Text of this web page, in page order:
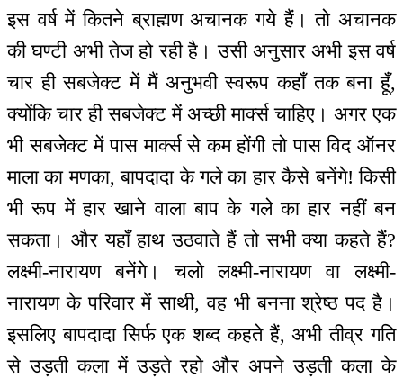
इस वर्ष में कितने ब्राह्मण अचानक गये हैं। तो अचानक
की घण्टी अभी तेज हो रही है। उसी अनुसार अभी इस वर्ष
चार ही सबजेक्ट में मैं अनुभवी स्वरूप कहाँ तक बना हूँ,
क्योंकि चार ही सबजेक्ट में अच्छी मार्क्स चाहिए। अगर एक
भी सबजेक्ट में पास मार्क्स से कम होंगी तो पास विद ऑनर
माला का मणका, बापदादा के गले का हार कैसे बनेंगे! किसी
भी रूप में हार खाने वाला बाप के गले का हार नहीं बन
सकता। और यहाँ हाथ उठवाते हैं तो सभी क्या कहते हैं?
लक्ष्मी-नारायण बनेंगे। चलो लक्ष्मी-नारायण वा लक्ष्मी-
नारायण के परिवार में साथी, वह भी बनना श्रेष्ठ पद है।
इसलिए बापदादा सिर्फ एक शब्द कहते हैं, अभी तीव्र गति
से उड़ती कला में उड़ते रहो और अपने उड़ती कला के